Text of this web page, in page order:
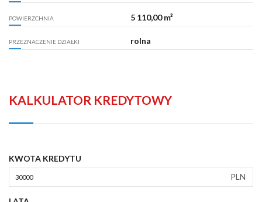
POWIERZCHNIA 5 110,00 m²
PRZEZNACZENIE DZIAŁKI rolna
KALKULATOR KREDYTOWY
KWOTA KREDYTU
PLN